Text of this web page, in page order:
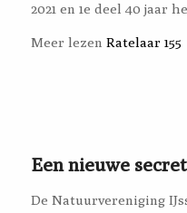
2021 en 1e deel 40 jaar
Meer lezen Ratelaar 155
Een nieuwe
De Natuurvereniging